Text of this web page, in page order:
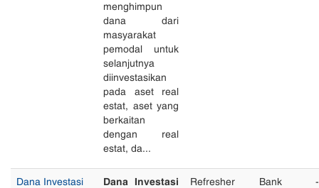
menghimpun
dana dari
masyarakat
pemodal untuk
selanjutnya
diinvestasikan
pada aset real
estat, aset yang
berkaitan
dengan real
estat, da...
Dana Investasi Dana Investasi Refresher Bank -